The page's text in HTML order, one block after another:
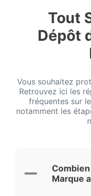
Tout
Dépôt
Vous souhaitez
Retrouvez ici les
fréquentes sur
notamment les
Marque